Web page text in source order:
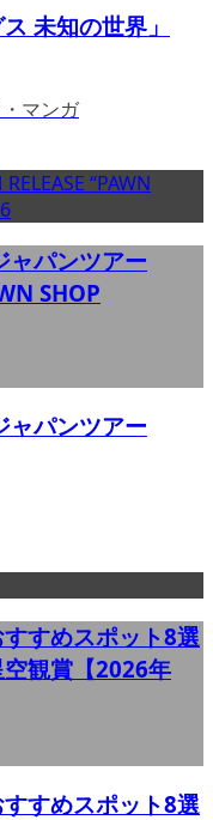
未知の世界」
マンガ
ャパンツアー
SHOP
ャパンツアー
すめスポット8選
空観賞【2026年
すめスポット8選